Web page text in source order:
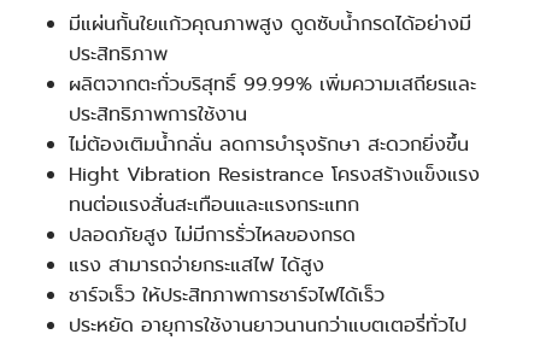
มีแผ่นกั้นใยแก้วคุณภาพสูง ดูดซับน้ำกรดได้อย่างมี
ประสิทธิภาพ
ผลิตจากตะกั่วบริสุทธิ์ 99.99% เพิ่มความเสถียรและ
ประสิทธิภาพการใช้งาน
ไม่ต้องเติมน้ำกลั่น ลดการบำรุงรักษา สะดวกยิ่งขึ้น
Hight Vibration Resistrance โครงสร้างแข็งแรง
ทนต่อแรงสั่นสะเทือนและแรงกระแทก
ปลอดภัยสูง ไม่มีการรั่วไหลของกรด
แรง สามารถจ่ายกระแสไฟ ได้สูง
ชาร์จเร็ว ให้ประสิทภาพการชาร์จไฟได้เร็ว
ประหยัด อายุการใช้งานยาวนานกว่าแบตเตอรี่ทั่วไป